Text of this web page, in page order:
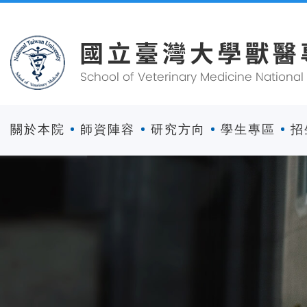
關於本院 師資陣容 研究方向 學生專區 招